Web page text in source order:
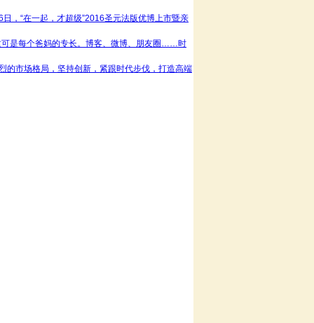
日，“在一起，才超级”2016圣元法版优博上市暨亲
可是每个爸妈的专长。博客、微博、朋友圈……时
的市场格局，坚持创新，紧跟时代步伐，打造高端